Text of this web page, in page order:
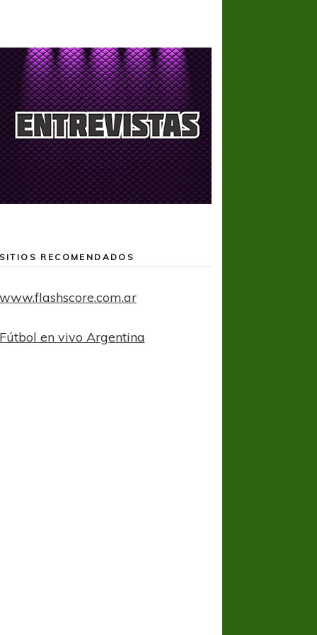
SITIOS RECOMENDADOS
www.flashscore.com.ar
Fútbol en vivo Argentina